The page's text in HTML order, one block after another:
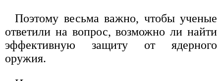
Поэтому весьма важно, чтобы ученые
ответили на вопрос, возможно ли найти
эффективную защиту от ядерного
оружия.